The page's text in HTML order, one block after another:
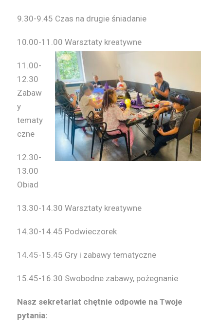
9.30-9.45 Czas na drugie śniadanie
10.00-11.00 Warsztaty kreatywne
1 1.00-
12.30
Zabaw
y
tematy
czne
12.30-
13.00
Obiad
13.30-14.30 Warsztaty kreatywne
14.30-14.45 Podwieczorek
14.45-15.45 Gry i zabawy tematyczne
15.45-16.30 Swobodne zabawy, pożegnanie
Nasz sekretariat chętnie odpowie na Twoje
pytania: